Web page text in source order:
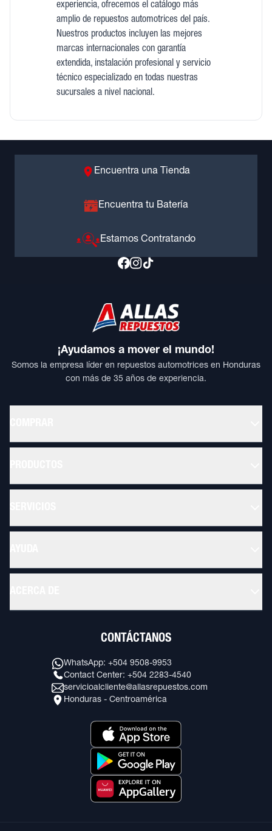
experiencia, ofrecemos el catálogo más
amplio de repuestos automotrices del país.
Nuestros productos incluyen las mejores
marcas internacionales con garantía
extendida, instalación profesional y servicio
técnico especializado en todas nuestras
sucursales a nivel nacional.
Encuentra una Tienda
Encuentra tu Batería
Estamos Contratando
¡Ayudamos a mover el mundo!
Somos la empresa líder en repuestos automotrices en Honduras
con más de 35 años de experiencia.
CONTÁCTANOS
WhatsApp: +504 9508-9953
Contact Center: +504 2283-4540
servicioalcliente@allasrepuestos.com
Honduras - Centroamérica